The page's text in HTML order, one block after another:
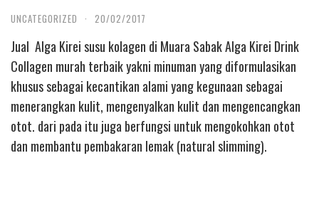
UNCATEGORIZED · 20/02/2017
Jual Alga Kirei susu kolagen di Muara Sabak Alga Kirei Drink
Collagen murah terbaik yakni minuman yang diformulasikan
khusus sebagai kecantikan alami yang kegunaan sebagai
menerangkan kulit, mengenyalkan kulit dan mengencangkan
otot. dari pada itu juga berfungsi untuk mengokohkan otot
dan membantu pembakaran lemak (natural slimming).